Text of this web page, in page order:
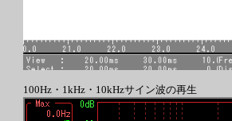
100Hz・1kHz・10kHzサイン波の再生